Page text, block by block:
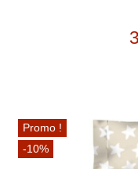
Promo !
-10%